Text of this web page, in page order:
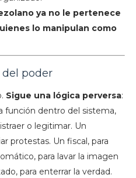
ya no le pertenece
lo manipulan como
del poder
Sigue una lógica perversa:
función dentro del sistema,
o legitimar. Un
protestas. Un fiscal, para
para lavar la imagen
para enterrar la verdad.